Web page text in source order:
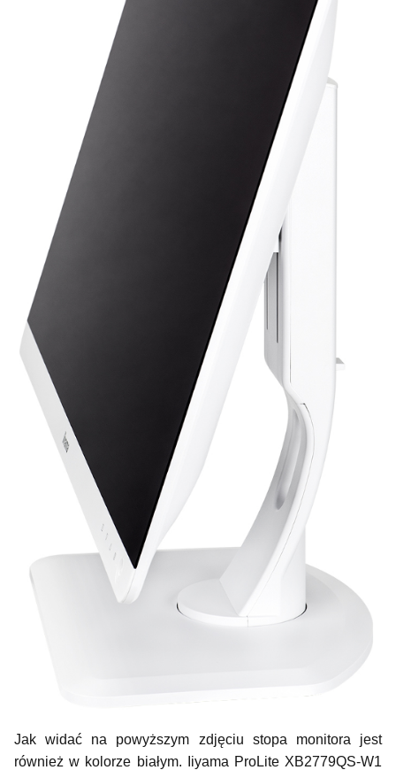
Jak widać na powyższym zdjęciu stopa monitora jest
również w kolorze białym. Iiyama ProLite XB2779QS-W1